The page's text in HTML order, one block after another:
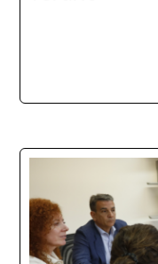
La promoción
School se
internacionales
en una
con 44 grados